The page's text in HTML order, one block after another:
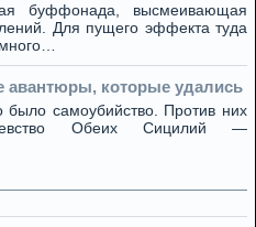
буффонада, высмеивающая
Для пущего эффекта туда
авантюры, которые удались
было самоубийство. Против них
Обеих Сицилий —